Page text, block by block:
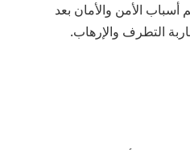
الأمن والأمان بعد
التطرف والإرهاب.